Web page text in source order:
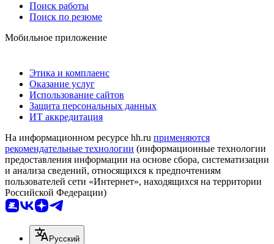
Поиск работы
Поиск по резюме
Мобильное приложение
Этика и комплаенс
Оказание услуг
Использование сайтов
Защита персональных данных
ИТ аккредитация
На информационном ресурсе hh.ru применяются
рекомендательные технологии (информационные технологии
предоставления информации на основе сбора, систематизации
и анализа сведений, относящихся к предпочтениям
пользователей сети «Интернет», находящихся на территории
Российской Федерации)
Русский